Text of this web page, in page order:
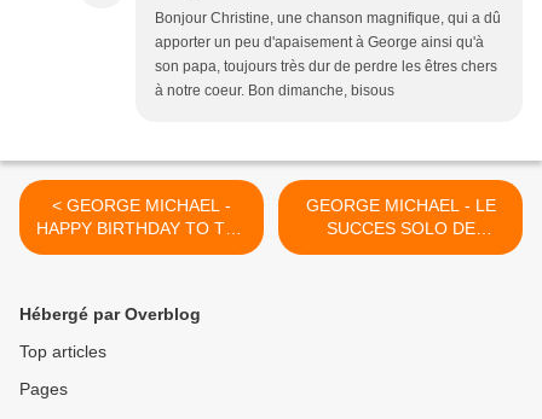
Bonjour Christine, une chanson magnifique, qui a dû
apporter un peu d'apaisement à George ainsi qu'à
son papa, toujours très dur de perdre les êtres chers
à notre coeur. Bon dimanche, bisous
< GEORGE MICHAEL -
HAPPY BIRTHDAY TO THE
BLOG GEORGE MICHAEL
GEORGE MICHAEL - LE
SUCCES SOLO DE
GEORGE MICHAEL ENTRE
Hébergé par Overblog
Top articles
Pages